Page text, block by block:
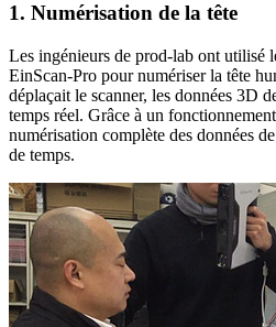
1. Numérisation de la tête
Les ingénieurs de prod-lab ont utilisé
EinScan-Pro pour numériser la tête
déplaçait le scanner, les données 3D
temps réel. Grâce à un
numérisation complète des données
de temps.